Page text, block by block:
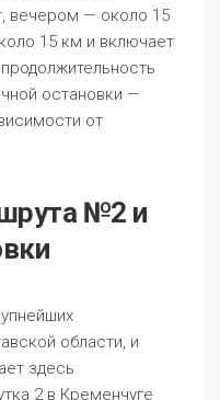
вечером — около 15
15 км и включает
остановки —
от
№2 и
области, и
здесь
2 в Кременчуге